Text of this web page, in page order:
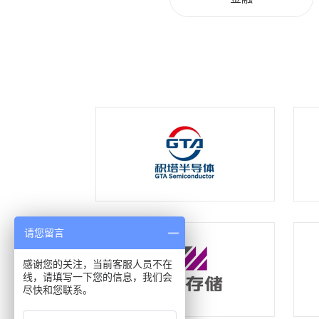
请您留言
感谢您的关注，当前客服人员不在
线，请填写一下您的信息，我们会
尽快和您联系。